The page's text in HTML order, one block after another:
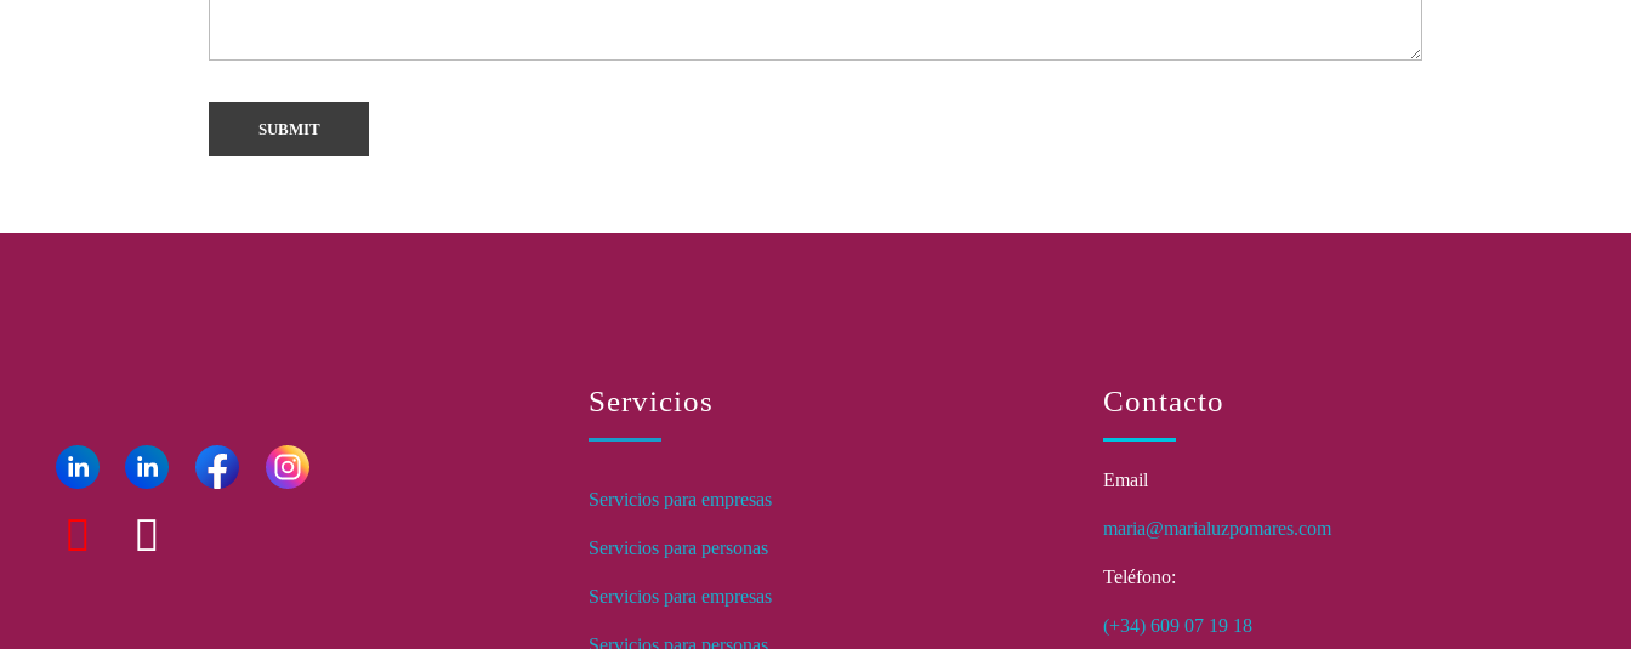
Servicios
Servicios para empresas
Servicios para personas
Servicios para empresas
Servicios para personas
Contacto
Email
maria@marialuzpomares.com
Teléfono:
(+34) 609 07 19 18